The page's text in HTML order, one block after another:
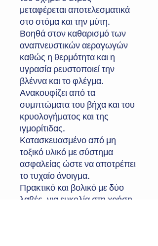
μεταφέρεται αποτελεσματικά
στο στόμα και την μύτη.
Βοηθά στον καθαρισμό των
αναπνευστικών αεραγωγών
καθώς η θερμότητα και η
υγρασία ρευστοποιεί την
βλέννα και το φλέγμα.
Ανακουφίζει από τα
συμπτώματα του βήχα και του
κρυολογήματος και της
ιγμορίτιδας.
Κατασκευασμένο από μη
τοξικό υλικό με σύστημα
ασφαλείας ώστε να αποτρέπει
το τυχαίο άνοιγμα.
Πρακτικό και βολικό με δύο
λαβές, για ευκολία στη χρήση